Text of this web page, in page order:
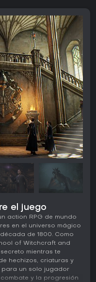
el juego
action RPG de mundo
en el universo mágico
de 1800. Como
of Witchcraft and
mientras te
hechizos, criaturas y
para un solo jugador
y la progresión